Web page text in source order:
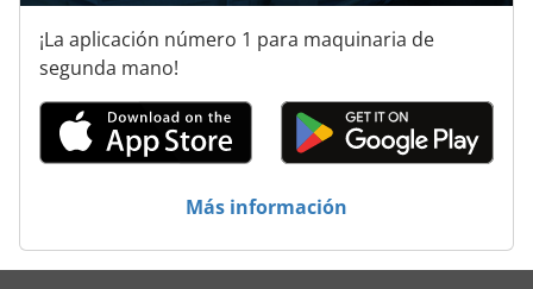
¡La aplicación número 1 para maquinaria de
segunda mano!
Más información